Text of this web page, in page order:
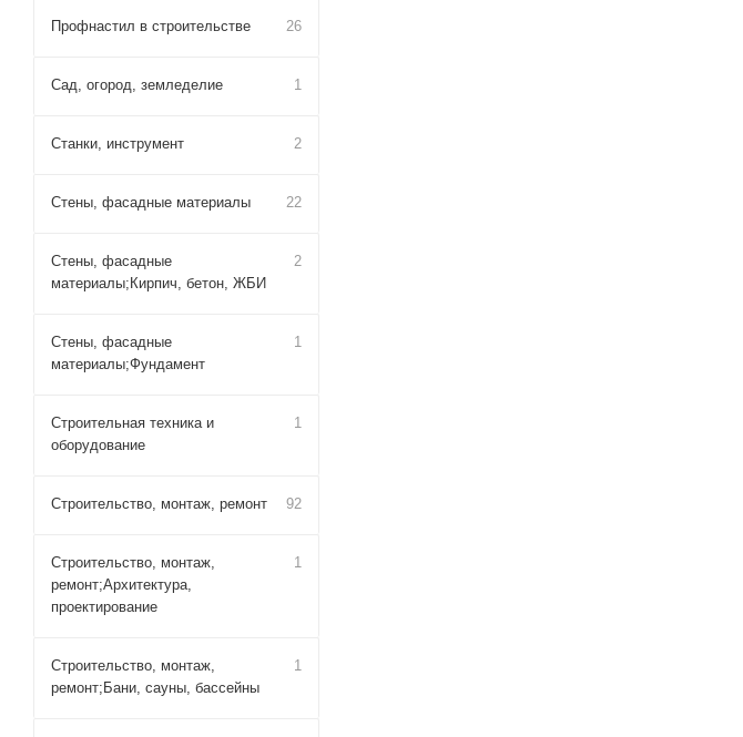
Профнастил в строительстве 26
Сад, огород, земледелие 1
Станки, инструмент 2
Стены, фасадные материалы 22
Стены, фасадные
материалы;Кирпич, бетон, ЖБИ
2
Стены, фасадные
материалы;Фундамент
1
Строительная техника и
оборудование
1
Строительство, монтаж, ремонт 92
Строительство, монтаж,
ремонт;Архитектура,
проектирование
1
Строительство, монтаж,
ремонт;Бани, сауны, бассейны
1